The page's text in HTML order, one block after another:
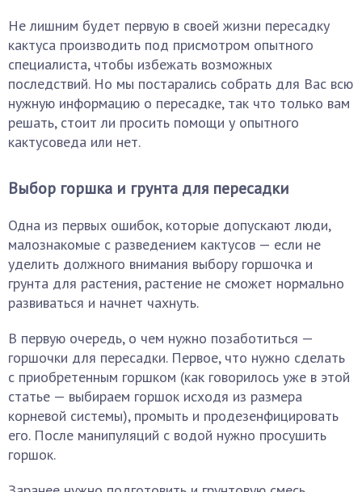
Не лишним будет первую в своей жизни пересадку
кактуса производить под присмотром опытного
специалиста, чтобы избежать возможных
последствий. Но мы постарались собрать для Вас всю
нужную информацию о пересадке, так что только вам
решать, стоит ли просить помощи у опытного
кактусоведа или нет.
Выбор горшка и грунта для пересадки
Одна из первых ошибок, которые допускают люди,
малознакомые с разведением кактусов — если не
уделить должного внимания выбору горшочка и
грунта для растения, растение не сможет нормально
развиваться и начнет чахнуть.
В первую очередь, о чем нужно позаботиться —
горшочки для пересадки. Первое, что нужно сделать
с приобретенным горшком (как говорилось уже в этой
статье — выбираем горшок исходя из размера
корневой системы), промыть и продезенфицировать
его. После манипуляций с водой нужно просушить
горшок.